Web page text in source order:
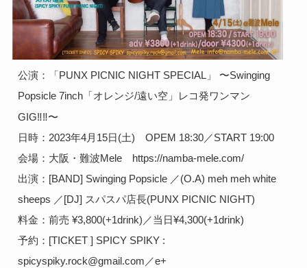
公演：「PUNX PICNIC NIGHT SPECIAL」 〜Swinging
Popsicle 7inch「オレンジ/遠い空」レコ発ワンマン
GIG‼︎‼︎〜
日時：2023年4月15日(土)　OPEM 18:30／START 19:00
会場：大阪・難波Mele　https://namba-mele.com/
出演：[BAND] Swinging Popsicle ／(O.A) meh meh white
sheeps ／[DJ] スパスパ店長(PUNX PICNIC NIGHT)
料金：前売 ¥3,800(+1drink)／当日¥4,300(+1drink)
予約：[TICKET ] SPICY SPIKY :
spicyspiky.rock@gmail.com／e+